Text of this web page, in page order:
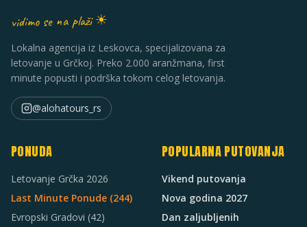
vidimo se na plaži ☀
Lokalna agencija iz Leskovca, specijalizovana za
letovanje u Grčkoj. Preko 2.000 aranžmana, first
minute popusti i podrška tokom celog letovanja.
@alohatours_rs
PONUDA
Letovanje Grčka 2026
Last Minute Ponude (244)
Evropski Gradovi (42)
POPULARNA PUTOVANJA
Vikend putovanja
Nova godina 2027
Dan zaljubljenih